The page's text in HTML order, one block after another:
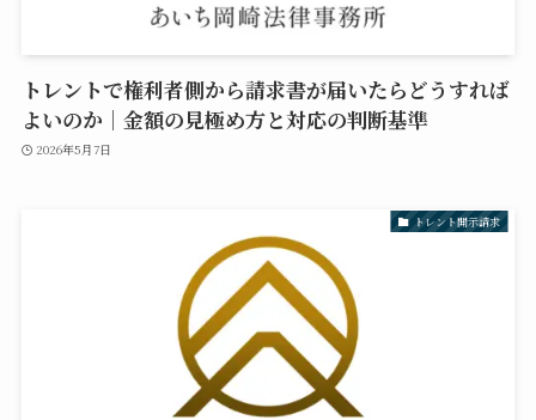
トレントで権利者側から請求書が届いたらどうすれば
よいのか｜金額の見極め方と対応の判断基準
2026年5月7日
トレント開示請求